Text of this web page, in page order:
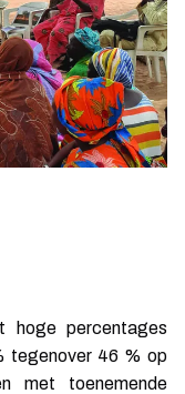
hoge percentages
tegenover 46 % op
met toenemende